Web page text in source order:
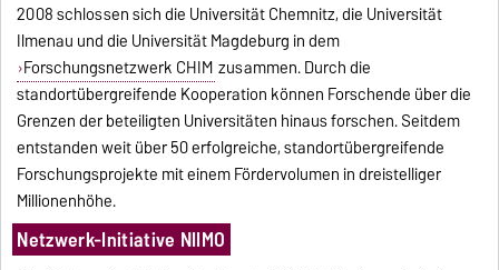
2008 schlossen sich die Universität Chemnitz, die Universität
Ilmenau und die Universität Magdeburg in dem
Forschungsnetzwerk CHIM zusammen. Durch die
standortübergreifende Kooperation können Forschende über die
Grenzen der beteiligten Universitäten hinaus forschen. Seitdem
entstanden weit über 50 erfolgreiche, standortübergreifende
Forschungsprojekte mit einem Fördervolumen in dreistelliger
Millionenhöhe.
Netzwerk-Initiative NIIMO